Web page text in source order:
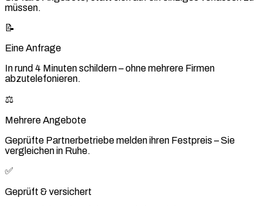
müssen.
📝
Eine Anfrage
In rund 4 Minuten schildern – ohne mehrere Firmen
abzutelefonieren.
⚖️
Mehrere Angebote
Geprüfte Partnerbetriebe melden ihren Festpreis – Sie
vergleichen in Ruhe.
✅
Geprüft & versichert